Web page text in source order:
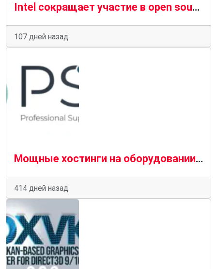
Intel сокращает участие в open source: что означает закрытие проектов на GitHub
107 дней назад
Мощные хостинги на оборудовании AMD и Intel: в чем разница и как выбрать?
414 дней назад